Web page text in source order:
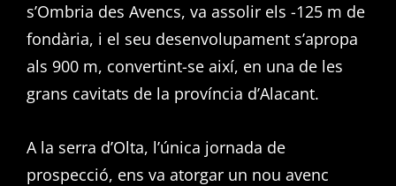
s’Ombria des Avencs, va assolir els -125 m de
fondària, i el seu desenvolupament s’apropa
als 900 m, convertint-se així, en una de les
grans cavitats de la província d’Alacant.
A la serra d’Olta, l’única jornada de
prospecció, ens va atorgar un nou avenc